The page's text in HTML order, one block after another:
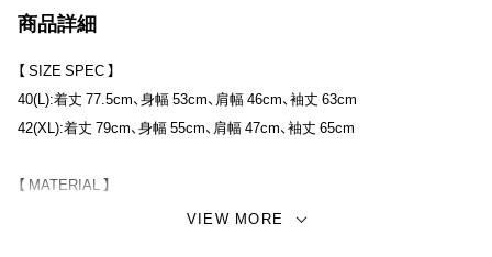
サイド・シームなど主要個所は、全て巻縫いのダブル・ステッチで縫製し
ています。
カラーは、ミッドナイト・ブラックとソルト・ホワイトの2色展開。
ボタンは、天然の黒蝶貝を使用しています。
商品詳細
【 SIZE SPEC 】
40(L):着丈 77.5cm、身幅 53cm、肩幅 46cm、袖丈 63cm
42(XL):着丈 79cm、身幅 55cm、肩幅 47cm、袖丈 65cm
【 MATERIAL 】
コットン100％ / ジャガード生地VIEW MORE